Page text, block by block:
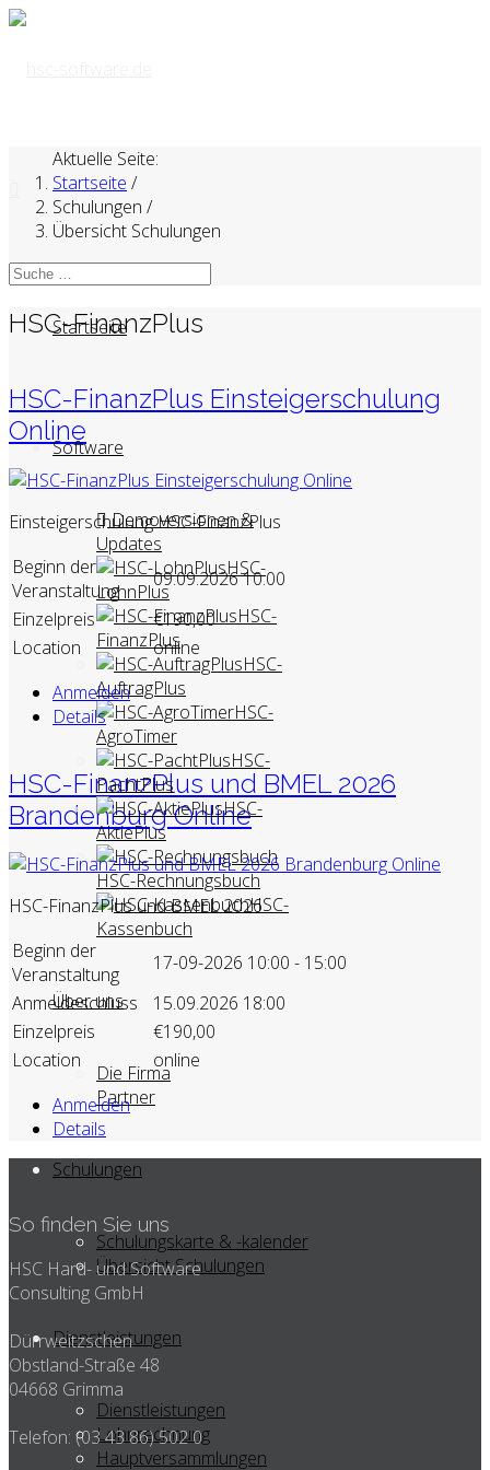
Startseite
Software
Demoversionen &
Updates
HSC-
LohnPlus
HSC-
FinanzPlus
HSC-
AuftragPlus
HSC-
AgroTimer
HSC-
PachtPlus
HSC-
AktiePlus
HSC-Rechnungsbuch
HSC-
Kassenbuch
Über uns
Die Firma
Partner
Schulungen
Schulungskarte & -kalender
Übersicht Schulungen
Dienstleistungen
Dienstleistungen
Lohnrechnung
Hauptversammlungen
Aktuelle Seite:
Startseite /
Schulungen /
Übersicht Schulungen
HSC-FinanzPlus
HSC-FinanzPlus Einsteigerschulung
Online
Einsteigerschulung HSC-FinanzPlus
Beginn der
Veranstaltung
09.09.2026 10:00
Einzelpreis
€190,00
Location
online
Anmelden
Details
HSC-FinanzPlus und BMEL 2026
Brandenburg Online
HSC-FinanzPlus und BMEL 2026
Beginn der
Veranstaltung
17-09-2026 10:00 - 15:00
Anmeldeschluss
15.09.2026 18:00
Einzelpreis
€190,00
Location
online
Anmelden
Details
So finden Sie uns
HSC Hard- und Software
Consulting GmbH
Dürrweitzschen
Obstland-Straße 48
04668 Grimma
Telefon: (03 43 86) 502 0